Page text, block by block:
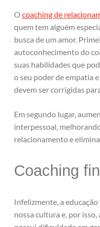
O coaching de
quem tem alguém
busca de um amor.
autoconhecimento do
suas habilidades que
o seu poder de empatia
devem ser corrigidas
Em segundo lugar,
interpessoal,
relacionamento e
Coaching
Infelizmente, a
nossa cultura e, por